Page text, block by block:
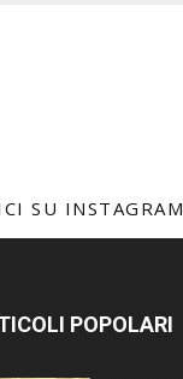
SU INSTAGRAM
POPOLARI